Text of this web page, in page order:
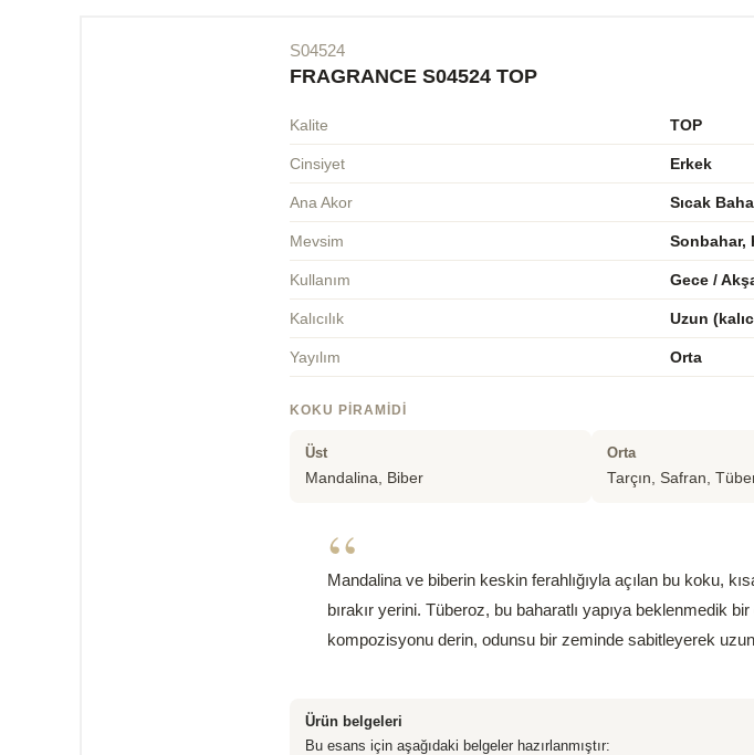
S04524
FRAGRANCE S04524 TOP
Kalite TOP
Cinsiyet Erkek
Ana Akor Sıcak
Mevsim Sonbahar,
Kullanım Gece /
Kalıcılık Uzun
Yayılım Orta
KOKU PIRAMIDI
Üst
Mandalina, Biber
Orta
Tarçın, Safran,
“
Mandalina ve biberin keskin ferahlığıyla açılan bu koku,
bırakır yerini. Tüberoz, bu baharatlı yapıya beklenmedik
kompozisyonu derin, odunsu bir zeminde sabitleyerek uzun
Ürün belgeleri
Bu esans için aşağıdaki belgeler hazırlanmıştır: